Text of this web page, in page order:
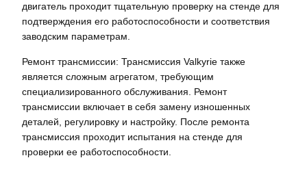
двигатель проходит тщательную проверку на стенде для
подтверждения его работоспособности и соответствия
заводским параметрам.
Ремонт трансмиссии: Трансмиссия Valkyrie также
является сложным агрегатом, требующим
специализированного обслуживания. Ремонт
трансмиссии включает в себя замену изношенных
деталей, регулировку и настройку. После ремонта
трансмиссия проходит испытания на стенде для
проверки ее работоспособности.